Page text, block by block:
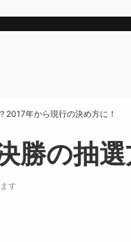
2017年から現行の決め方に！
勝の抽
す